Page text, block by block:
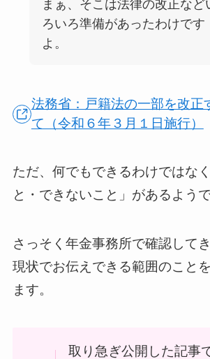
まぁ、そこは法律の改正など
ろいろ準備があったわけです
よ。
法務省：戸籍法の一部を改正
て（令和６年３月１日施行）
ただ、何でもできるわけではな
と・できないこと」があるようで
さっそく年金事務所で確認して
現状でお伝えできる範囲のこと
ます。
取り急ぎ公開した記事